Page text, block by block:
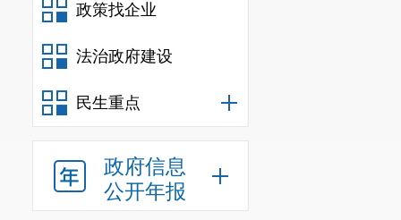
政策找企业
法治政府建设
民生重点
政府信息
公开年报